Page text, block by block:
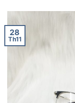
28
Th11